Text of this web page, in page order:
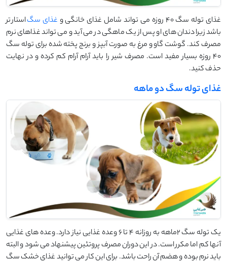
غذای توله سگ 40 روزه می تواند شامل غذای خانگی و غذای سگاستارتر
باشد زیرا دندان های او پس از یک ماهگی در می آید و می تواند غذاهای نرم
مصرف کند. گوشت گاو و مرغ به صورت آبپز و برنج پخته شده برای توله سگ
40 روزه بسیار مفید است. مصرف شیر را باید آرام آرام کم کرده و در نهایت
حذف کنید.
غذای توله سگ دو ماهه
یک توله سگ 2ماهه به روزانه 4 تا 6 وعده غذایی نیاز دارد. وعده های غذایی
آنها کم اما مکرر است. در این دوران مصرف پروتئین پیشنهاد می شود و البته
باید نرم بوده و هضم آن راحت باشد. برای این کار می توانید غذای خشک سگ